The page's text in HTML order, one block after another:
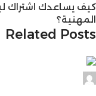
كيف يساعدك اشتراك
المهنية؟
Related Posts